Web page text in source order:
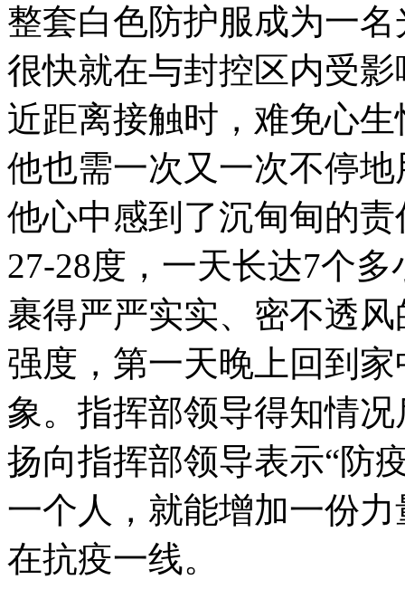
整套白色防护服成为一
很快就在与封控区内受
近距离接触时，难免心
他也需一次又一次不停
他心中感到了沉甸甸的
27-28度，一天长达7个
裹得严严实实、密不透
强度，第一天晚上回到
象。指挥部领导得知情
扬向指挥部领导表示“防
一个人，就能增加一份
在抗疫一线。